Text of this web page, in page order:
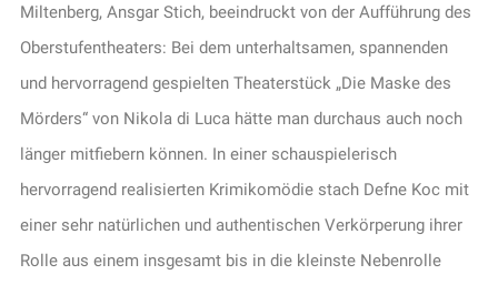
Miltenberg, Ansgar Stich, beeindruckt von der Aufführung des
Oberstufentheaters: Bei dem unterhaltsamen, spannenden
und hervorragend gespielten Theaterstück „Die Maske des
Mörders“ von Nikola di Luca hätte man durchaus auch noch
länger mitfiebern können. In einer schauspielerisch
hervorragend realisierten Krimikomödie stach Defne Koc mit
einer sehr natürlichen und authentischen Verkörperung ihrer
Rolle aus einem insgesamt bis in die kleinste Nebenrolle